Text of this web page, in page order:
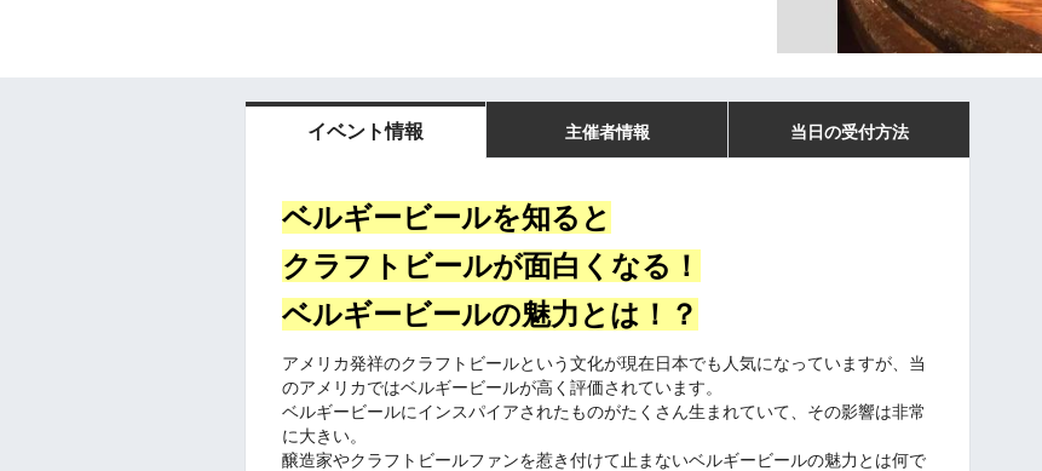
イベント情報 主催者情報 当日の受付方法
ベルギービールを知ると
クラフトビールが面白くなる！
ベルギービールの魅力とは！？
アメリカ発祥のクラフトビールという文化が現在日本でも人気になっていますが、当
のアメリカではベルギービールが高く評価されています。
ベルギービールにインスパイアされたものがたくさん生まれていて、その影響は非常
に大きい。
醸造家やクラフトビールファンを惹き付けて止まないベルギービールの魅力とは何で